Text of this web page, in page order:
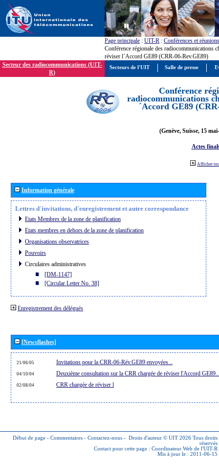
Page principale : UIT-R : Conférences et réunions
Conférence régionale des radiocommunications
réviser l´Accord GE89 (CRR-06-Rev.GE89)
Secteur des radiocommunications (UIT-
R)
Conférence
radiocommunications
´Accord GE89
(Genève, Suisse, 15
Actes
Afficher
Information générale
Lettres d´invitations, d´enregistrement et autre correspondance
Etats Membres de la zone de planification
Etats membres en dehors de la zone de planification
Organisations observatrices
Pouvoirs
Circulaires administratives
[DM-1147]
[Circular Letter No. 38]
Enregistrement des délégués
[Newsflashes]
21/06/05 Invitations pour la CRR-06-Rév.GE89 envoyées...
04/10/04 Deuxième consultation sur la CRR chargée de réviser l'Accord
02/08/04 CRR chargée de réviser l
Début de page - Commentaires - Contactez-nous - Droits d'auteur © UIT 2026 Tous droits
réservés
Contact pour cette page : Coordinateur Web de l'UIT-R
Mis à jour le : 2011-06-15
Secteurs de l'UIT Salle de presse